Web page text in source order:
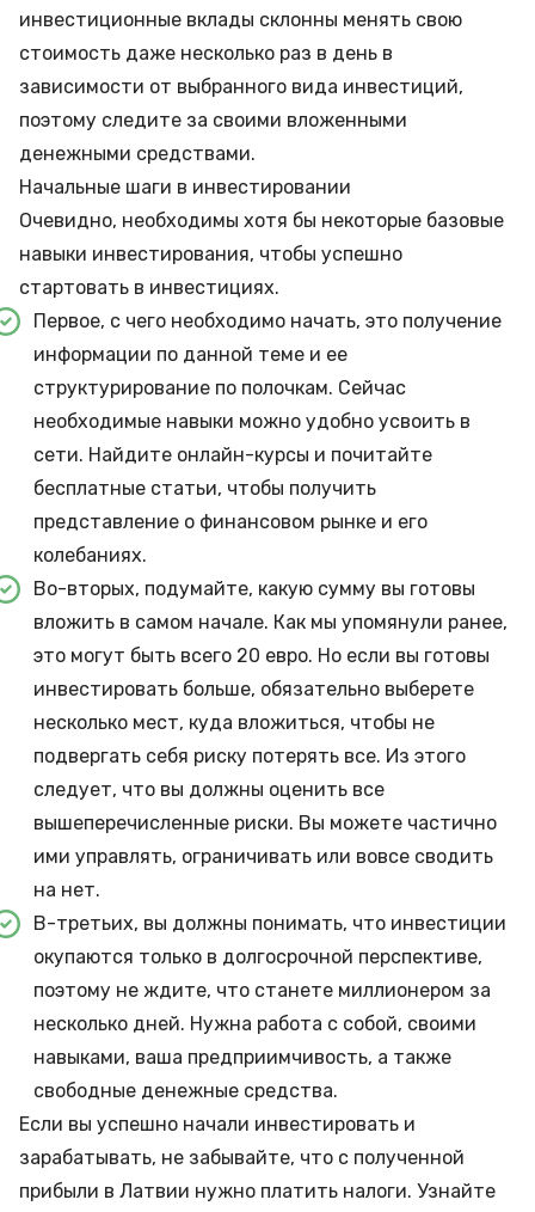
инвестиционные вклады склонны менять свою
стоимость даже несколько раз в день в
зависимости от выбранного вида инвестиций,
поэтому следите за своими вложенными
денежными средствами.
Начальные шаги в инвестировании
Очевидно, необходимы хотя бы некоторые базовые
навыки инвестирования, чтобы успешно
стартовать в инвестициях.
Первое, с чего необходимо начать, это получение
информации по данной теме и ее
структурирование по полочкам. Сейчас
необходимые навыки можно удобно усвоить в
сети. Найдите онлайн-курсы и почитайте
бесплатные статьи, чтобы получить
представление о финансовом рынке и его
колебаниях.
Во-вторых, подумайте, какую сумму вы готовы
вложить в самом начале. Как мы упомянули ранее,
это могут быть всего 20 евро. Но если вы готовы
инвестировать больше, обязательно выберете
несколько мест, куда вложиться, чтобы не
подвергать себя риску потерять все. Из этого
следует, что вы должны оценить все
вышеперечисленные риски. Вы можете частично
ими управлять, ограничивать или вовсе сводить
на нет.
В-третьих, вы должны понимать, что инвестиции
окупаются только в долгосрочной перспективе,
поэтому не ждите, что станете миллионером за
несколько дней. Нужна работа с собой, своими
навыками, ваша предприимчивость, а также
свободные денежные средства.
Если вы успешно начали инвестировать и
зарабатывать, не забывайте, что с полученной
прибыли в Латвии нужно платить налоги. Узнайте